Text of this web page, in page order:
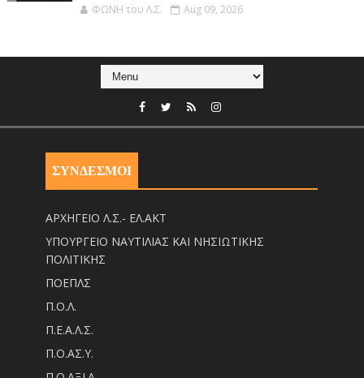
ΦΩΝΗ του Λ.Σ. Aug 09, 2026
ΣΥΝΔΕΣΜΟΙ
ΑΡΧΗΓΕΙΟ Λ.Σ.- ΕΛ.ΑΚΤ
ΥΠΟΥΡΓΕΙΟ ΝΑΥΤΙΛΙΑΣ ΚΑΙ ΝΗΣΙΩΤΙΚΗΣ
ΠΟΛΙΤΙΚΗΣ
ΠΟΕΠΛΣ
Π.Ο.Λ.
Π.Ε.Α.Λ.Σ.
Π.Ο.ΑΣ.Υ.